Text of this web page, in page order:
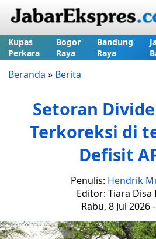
Kupas
Perkara
Bogor
Raya
Bandung
Raya
Beranda » Berita
Setoran
Terkoreksi di
Defisit
Penulis: Hendrik
Editor: Tiara Disa
Rabu, 8 Jul 2026